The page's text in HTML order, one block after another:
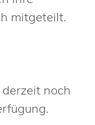
mitgeteilt.
noch